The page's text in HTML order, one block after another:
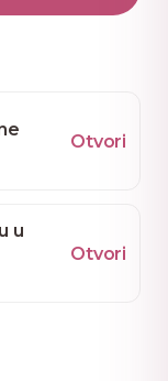
Otvori
u
Otvori